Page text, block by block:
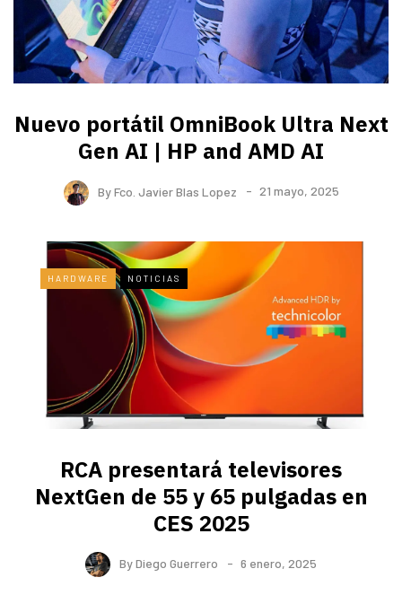
Nuevo portátil OmniBook Ultra ​Next
Gen AI | HP and AMD AI
ByFco. Javier Blas Lopez 21 mayo, 2025
HARDWARE NOTICIAS
RCA presentará televisores
NextGen de 55 y 65 pulgadas en
CES 2025
ByDiego Guerrero 6 enero, 2025